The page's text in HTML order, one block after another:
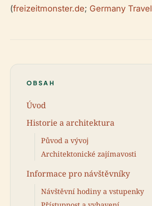
(freizeitmonster.de; Germany Travel
OBSAH
Úvod
Historie a architektura
Původ a vývoj
Architektonické zajímavosti
Informace pro návštěvníky
Návštěvní hodiny a vstupenky